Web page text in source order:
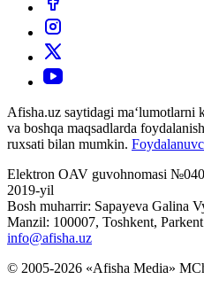
Afisha.uz saytidagi ma‘lumotlarni
va boshqa maqsadlarda
ruxsati bilan mumkin.
Elektron OAV guvohnomasi
2019-yil
Bosh muharrir: Sapayeva Galina
Manzil: 100007, Toshkent,
info@afisha.uz
© 2005-2026 «Afisha Media»